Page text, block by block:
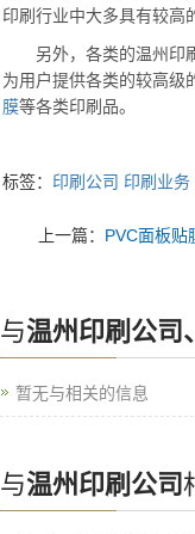
印刷行业中大多具有较高
另外，各类的温州印刷
为用户提供各类的较高级
膜等各类印刷品。
标签： 印刷公司 印刷业务
上一篇： PVC面板贴
与温州印刷公司
暂无与相关的信息
与温州印刷公司